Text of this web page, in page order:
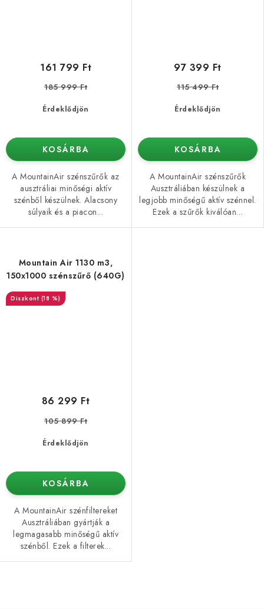
Érdeklődjön
161 799 Ft
185 999 Ft
KOSÁRBA
A MountainAir szénszűrők az
ausztráliai minőségi aktív
szénből készülnek. Alacsony
súlyaik és a piacon...
Érdeklődjön
97 399 Ft
115 499 Ft
KOSÁRBA
A MountainAir szénszűrők
Ausztráliában készülnek a
legjobb minőségű aktív szénnel.
Ezek a szűrők kiválóan...
Mountain Air 1130 m3,
150x1000 szénszűrő (640G)
(18 %)
Érdeklődjön
86 299 Ft
105 899 Ft
KOSÁRBA
A MountainAir szénfiltereket
Ausztráliában gyártják a
legmagasabb minőségű aktív
szénből. Ezek a filterek...